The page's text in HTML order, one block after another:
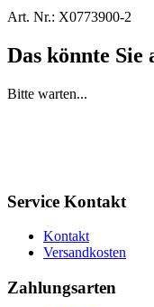
Art. Nr.: X0773900-2
Das könnte Sie
Bitte warten...
Service Kontakt
Kontakt
Versandkosten
Zahlungsarten